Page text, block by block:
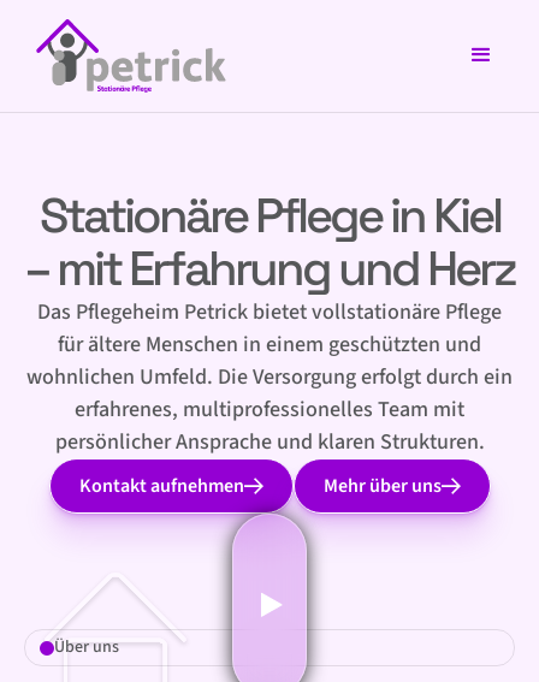
Stationäre Pflege in Kiel
–mit Erfahrung und Herz
Das Pflegeheim Petrick bietet vollstationäre Pflege
für ältere Menschen in einem geschützten und
wohnlichen Umfeld. Die Versorgung erfolgt durch ein
erfahrenes, multiprofessionelles Team mit
persönlicher Ansprache und klaren Strukturen.
Kontakt aufnehmen Mehr über uns
Über uns